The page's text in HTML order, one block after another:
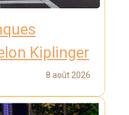
Kiplinger
8 août 2026